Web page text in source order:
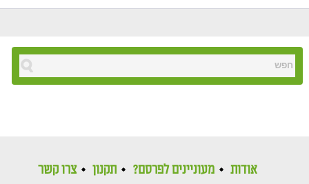
אודות מעוניינים לפרסם? תקנון צרו קשר